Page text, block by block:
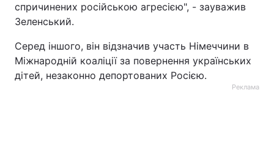
спричинених російською агресією", - зауважив
Зеленський.
Серед іншого, він відзначив участь Німеччини в
Міжнародній коаліції за повернення українських
дітей, незаконно депортованих Росією.
Реклама